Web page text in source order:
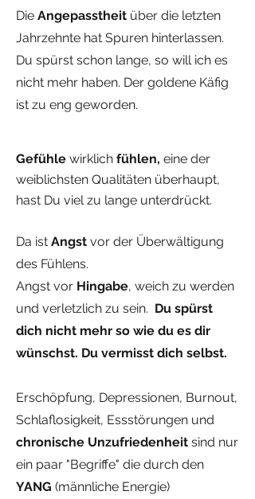
Die Angepasstheit über die letzten
Jahrzehnte hat Spuren hinterlassen.
Du spürst schon lange, so will ich es
nicht mehr haben. Der goldene Käfig
ist zu eng geworden.
Gefühle wirklich fühlen, eine der
weiblichsten Qualitäten überhaupt,
hast Du viel zu lange unterdrückt.
Da ist Angst vor der Überwältigung
des Fühlens.
Angst vor Hingabe, weich zu werden
und verletzlich zu sein. Du spürst
dich nicht mehr so wie du es dir
wünschst. Du vermisst dich selbst.
​Erschöpfung, Depressionen, Burnout,
Schlaflosigkeit, Essstörungen und
chronische Unzufriedenheit sind nur
ein paar "Begriffe" die durch den
YANG (männliche Energie)